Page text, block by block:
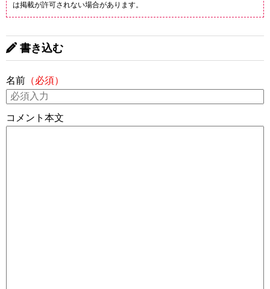
は掲載が許可されない場合があります。
書き込む
名前 （必須）
コメント本文